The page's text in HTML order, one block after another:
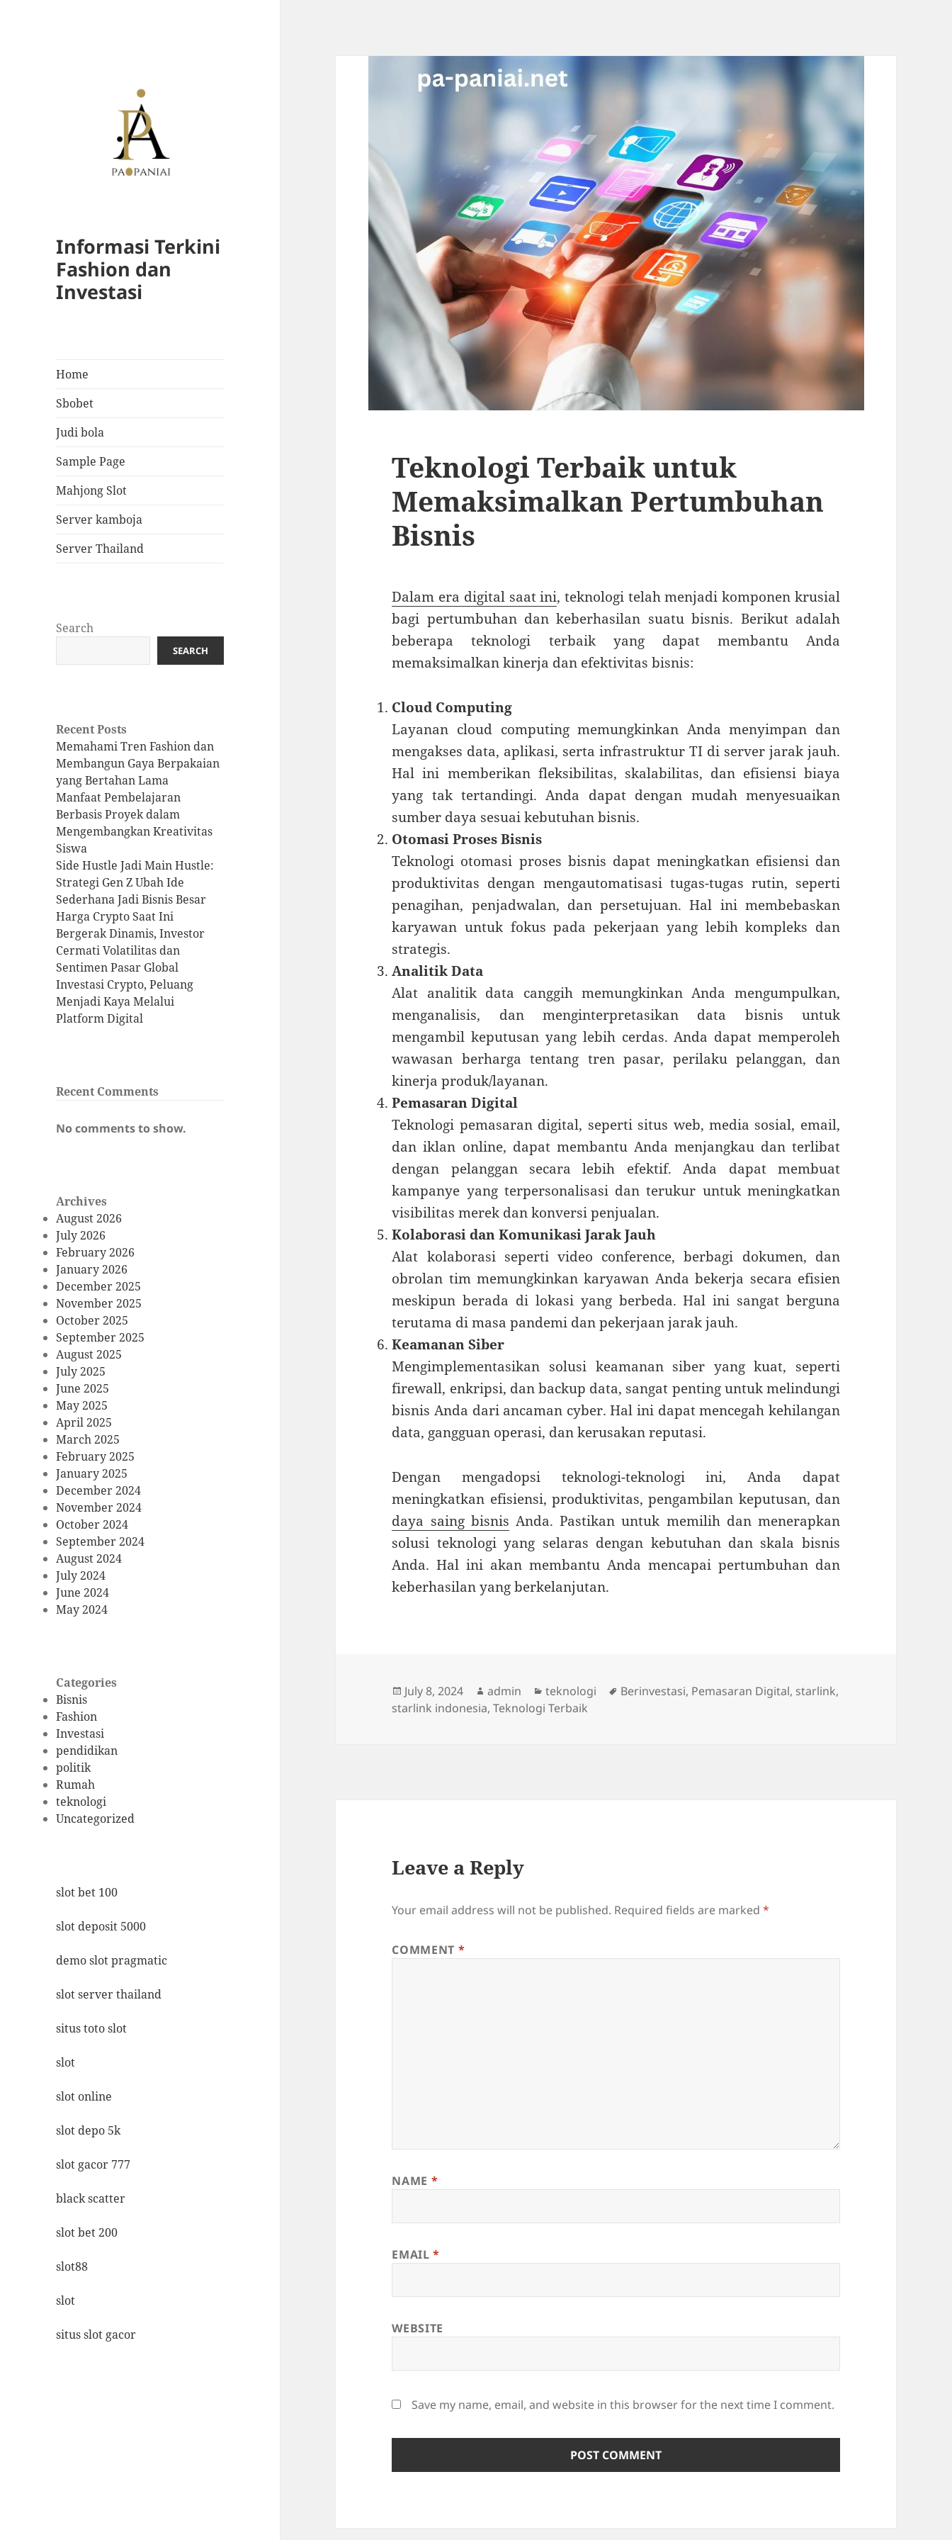
Informasi Terkini
Fashion dan
Investasi
Home
Sbobet
Judi bola
Sample Page
Mahjong Slot
Server kamboja
Server Thailand
Search
SEARCH
Recent Posts
Memahami Tren Fashion dan
Membangun Gaya Berpakaian
yang Bertahan Lama
Manfaat Pembelajaran
Berbasis Proyek dalam
Mengembangkan Kreativitas
Siswa
Side Hustle Jadi Main Hustle:
Strategi Gen Z Ubah Ide
Sederhana Jadi Bisnis Besar
Harga Crypto Saat Ini
Bergerak Dinamis, Investor
Cermati Volatilitas dan
Sentimen Pasar Global
Investasi Crypto, Peluang
Menjadi Kaya Melalui
Platform Digital
Recent Comments
No comments to show.
Archives
August 2026
July 2026
February 2026
January 2026
December 2025
November 2025
October 2025
September 2025
August 2025
July 2025
June 2025
May 2025
April 2025
March 2025
February 2025
January 2025
December 2024
November 2024
October 2024
September 2024
August 2024
July 2024
June 2024
May 2024
Categories
Bisnis
Fashion
Investasi
pendidikan
politik
Rumah
teknologi
Uncategorized
slot bet 100
slot deposit 5000
demo slot pragmatic
slot server thailand
situs toto slot
slot
slot online
slot depo 5k
slot gacor 777
black scatter
slot bet 200
slot88
slot
situs slot gacor
Teknologi Terbaik untuk
Memaksimalkan Pertumbuhan
Bisnis
Dalam era digital saat ini, teknologi telah menjadi komponen krusial
bagi pertumbuhan dan keberhasilan suatu bisnis. Berikut adalah
beberapa teknologi terbaik yang dapat membantu Anda
memaksimalkan kinerja dan efektivitas bisnis:
Cloud Computing
Layanan cloud computing memungkinkan Anda menyimpan dan
mengakses data, aplikasi, serta infrastruktur TI di server jarak jauh.
Hal ini memberikan fleksibilitas, skalabilitas, dan efisiensi biaya
yang tak tertandingi. Anda dapat dengan mudah menyesuaikan
sumber daya sesuai kebutuhan bisnis.
Otomasi Proses Bisnis
Teknologi otomasi proses bisnis dapat meningkatkan efisiensi dan
produktivitas dengan mengautomatisasi tugas-tugas rutin, seperti
penagihan, penjadwalan, dan persetujuan. Hal ini membebaskan
karyawan untuk fokus pada pekerjaan yang lebih kompleks dan
strategis.
Analitik Data
Alat analitik data canggih memungkinkan Anda mengumpulkan,
menganalisis, dan menginterpretasikan data bisnis untuk
mengambil keputusan yang lebih cerdas. Anda dapat memperoleh
wawasan berharga tentang tren pasar, perilaku pelanggan, dan
kinerja produk/layanan.
Pemasaran Digital
Teknologi pemasaran digital, seperti situs web, media sosial, email,
dan iklan online, dapat membantu Anda menjangkau dan terlibat
dengan pelanggan secara lebih efektif. Anda dapat membuat
kampanye yang terpersonalisasi dan terukur untuk meningkatkan
visibilitas merek dan konversi penjualan.
Kolaborasi dan Komunikasi Jarak Jauh
Alat kolaborasi seperti video conference, berbagi dokumen, dan
obrolan tim memungkinkan karyawan Anda bekerja secara efisien
meskipun berada di lokasi yang berbeda. Hal ini sangat berguna
terutama di masa pandemi dan pekerjaan jarak jauh.
Keamanan Siber
Mengimplementasikan solusi keamanan siber yang kuat, seperti
firewall, enkripsi, dan backup data, sangat penting untuk melindungi
bisnis Anda dari ancaman cyber. Hal ini dapat mencegah kehilangan
data, gangguan operasi, dan kerusakan reputasi.
Dengan mengadopsi teknologi-teknologi ini, Anda dapat
meningkatkan efisiensi, produktivitas, pengambilan keputusan, dan
daya saing bisnis Anda. Pastikan untuk memilih dan menerapkan
solusi teknologi yang selaras dengan kebutuhan dan skala bisnis
Anda. Hal ini akan membantu Anda mencapai pertumbuhan dan
keberhasilan yang berkelanjutan.
Posted
on
July 8, 2024 Author
admin Categories
teknologi Tags
Berinvestasi, Pemasaran Digital, starlink,
starlink indonesia,Teknologi Terbaik
Leave a Reply
Your email address will not be published. Required fields are marked*
COMMENT *
NAME *
EMAIL*
WEBSITE
Save my name, email, and website in this browser for the next time I comment.